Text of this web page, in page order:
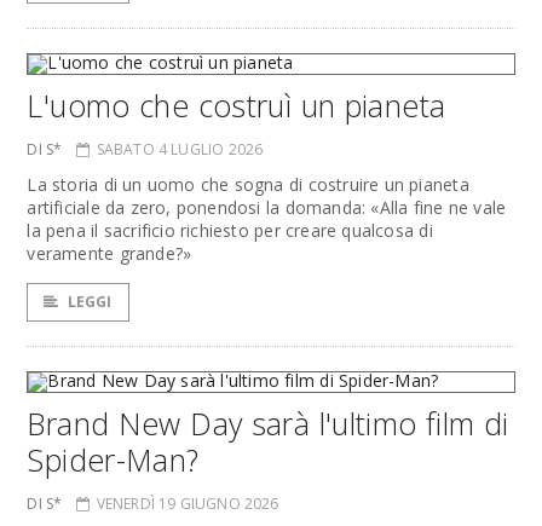
L'uomo che costruì un pianeta
DI S* SABATO 4 LUGLIO 2026
La storia di un uomo che sogna di costruire un pianeta
artificiale da zero, ponendosi la domanda: «Alla fine ne vale
la pena il sacrificio richiesto per creare qualcosa di
veramente grande?»
LEGGI
Brand New Day sarà l'ultimo film di
Spider-Man?
DI S* VENERDÌ 19 GIUGNO 2026